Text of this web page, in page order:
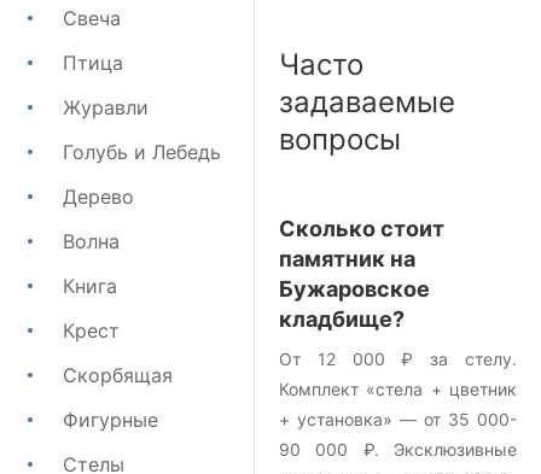
Свеча
Птица
Журавли
Голубь и Лебедь
Дерево
Волна
Книга
Крест
Скорбящая
Фигурные
Стелы
Часто
задаваемые
вопросы
Сколько стоит
памятник на
Бужаровское
кладбище?
От 12 000 ₽ за стелу.
Комплект «стела + цветник
+ установка» — от 35 000-
90 000 ₽. Эксклюзивные